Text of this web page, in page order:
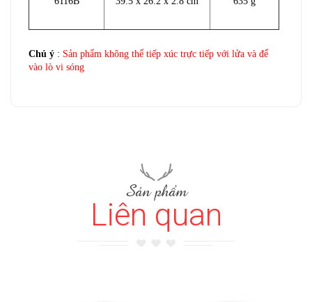
Chú ý : Sản phẩm không thể tiếp xúc trực tiếp với lửa và để
vào lò vi sóng
Sản phẩm
Liên quan